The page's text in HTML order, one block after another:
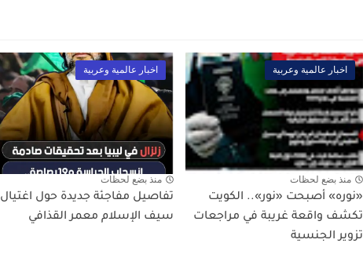
اخبار عالمية وعربية
منذ بضع لحظات
«نوره» أصبحت «نور».. الكويت
تكشف واقعة غريبة في مراجعات
تزوير الجنسية
اخبار عالمية وعربية
منذ بضع لحظات
تفاصيل مفاجئة جديدة حول اغتيال
سيف الإسلام معمر القذافي